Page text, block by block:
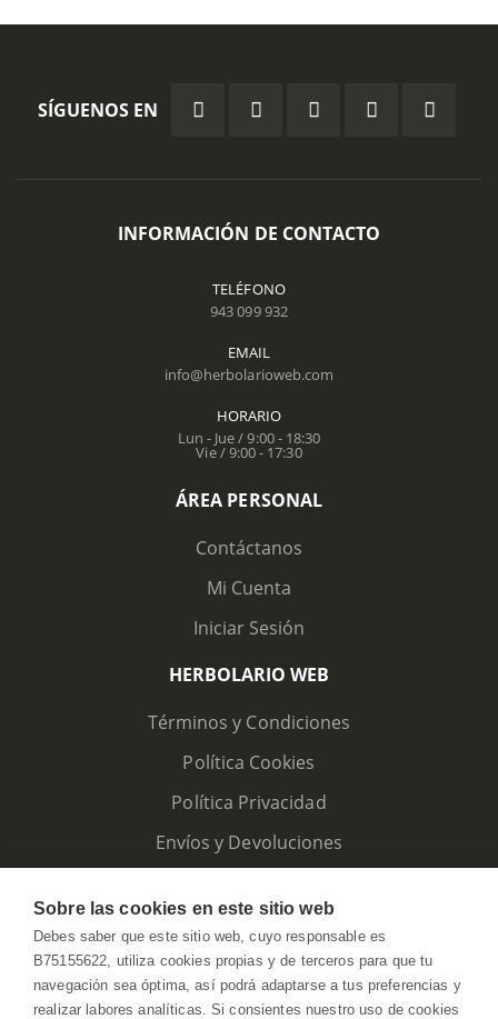
SÍGUENOS EN
INFORMACIÓN DE CONTACTO
TELÉFONO
943 099 932
EMAIL
info@herbolarioweb.com
HORARIO
Lun - Jue / 9:00 - 18:30
Vie / 9:00 - 17:30
ÁREA PERSONAL
Contáctanos
Mi Cuenta
Iniciar Sesión
HERBOLARIO WEB
Términos y Condiciones
Política Cookies
Política Privacidad
Envíos y Devoluciones
Sobre las cookies en este sitio web
Debes saber que este sitio web, cuyo responsable es
B75155622, utiliza cookies propias y de terceros para que tu
navegación sea óptima, así podrá adaptarse a tus preferencias y
realizar labores analíticas. Si consientes nuestro uso de cookies